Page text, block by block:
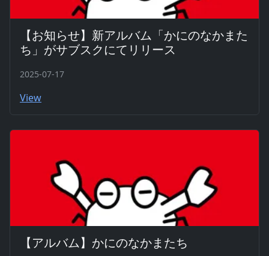
【お知らせ】新アルバム「かにのなかまた
ち」がサブスクにてリリース
2025-07-17
View
【アルバム】かにのなかまたち